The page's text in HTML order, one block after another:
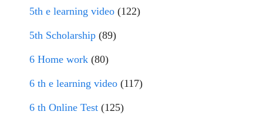
5th e learning video (122)
5th Scholarship (89)
6 Home work (80)
6 th e learning video (117)
6 th Online Test (125)